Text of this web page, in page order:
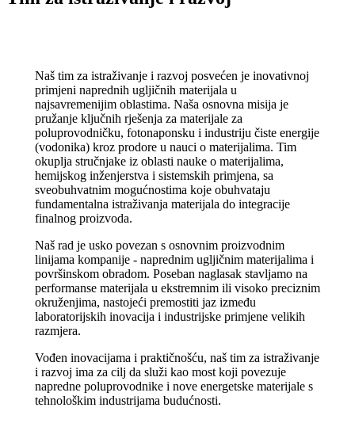
Naš tim za istraživanje i razvoj posvećen je inovativnoj
primjeni naprednih ugljičnih materijala u
najsavremenijim oblastima. Naša osnovna misija je
pružanje ključnih rješenja za materijale za
poluprovodničku, fotonaponsku i industriju čiste energije
(vodonika) kroz prodore u nauci o materijalima. Tim
okuplja stručnjake iz oblasti nauke o materijalima,
hemijskog inženjerstva i sistemskih primjena, sa
sveobuhvatnim mogućnostima koje obuhvataju
fundamentalna istraživanja materijala do integracije
finalnog proizvoda.
Naš rad je usko povezan s osnovnim proizvodnim
linijama kompanije - naprednim ugljičnim materijalima i
površinskom obradom. Poseban naglasak stavljamo na
performanse materijala u ekstremnim ili visoko preciznim
okruženjima, nastojeći premostiti jaz između
laboratorijskih inovacija i industrijske primjene velikih
razmjera.
Vođen inovacijama i praktičnošću, naš tim za istraživanje
i razvoj ima za cilj da služi kao most koji povezuje
napredne poluprovodnike i nove energetske materijale s
tehnološkim industrijama budućnosti.